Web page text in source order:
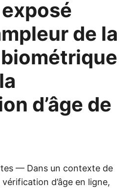
de la
d’âge de
— Dans un contexte de
d’âge en ligne,